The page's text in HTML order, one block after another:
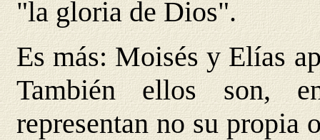
"la gloria de Dios".
Es más: Moisés y Elías
También ellos son,
representan no su propia